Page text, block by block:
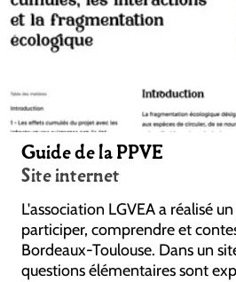
Guide de la PPVE
Site internet
L'association LGVEA a réalisé
participer, comprendre et
Bordeaux-Toulouse. Dans un
questions élémentaires sont